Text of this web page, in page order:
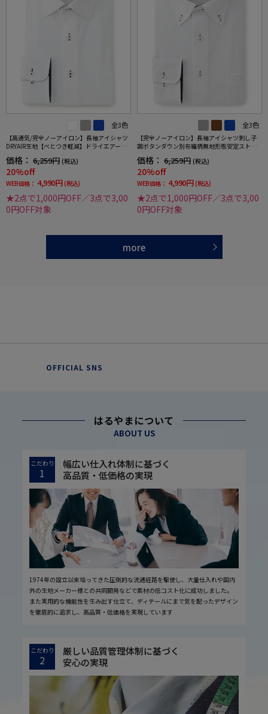
全3色
【高通気/完全ノーアイロン】長袖アイシャツ
DRYAIR生地【べとつき軽減】ドライエアース
定ストレッチ防汚効果吸汗速乾ワイシャツ春
夏
価格： 6,259円 (税込)
20%off
WEB価格： 4,990円 (税込)
★2点で1,000円OFF／3点で3,00
0円OFF対象
全3色
【完全ノーアイロン】長袖アイシャツ刺し子
調ボタンダウン別布織柄無地形態安定ストレ
価格： 6,259円 (税込)
20%off
WEB価格： 4,990円 (税込)
★2点で1,000円OFF／3点で3,00
0円OFF対象
more
OFFICIAL SNS
はるやまについて
ABOUT US
こだわり
1
幅広い仕入れ体制に基づく
高品質・低価格の実現
1974年の設立以来培ってきた圧倒的な流通経路を駆使し、大量仕入れや国内
外の生地メーカー様との共同開発などで素材の低コスト化に成功しました。
また実用的な機能性を生み出す仕立て、ディテールにまで気を配ったデザイン
を徹底的に追求し、高品質・低価格を実現しています
こだわり
2
厳しい品質管理体制に基づく
安心の実現